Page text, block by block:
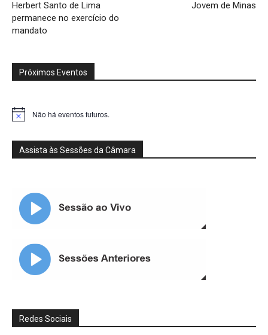
Herbert Santo de Lima
permanece no exercício do
mandato
Jovem de Minas
Próximos Eventos
Notice Não há eventos futuros.
Assista às Sessões da Câmara
Redes Sociais